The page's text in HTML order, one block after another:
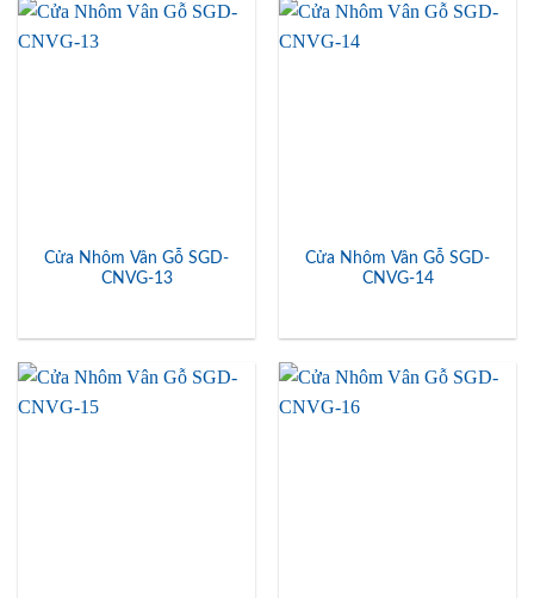
Cửa Nhôm Vân Gỗ SGD-
CNVG-13
Cửa Nhôm Vân Gỗ SGD-
CNVG-14